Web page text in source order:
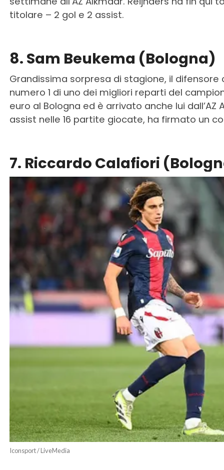
titolare – 2 gol e 2 assist.
8. Sam Beukema (Bologna)
Grandissima sorpresa di stagione, il
numero 1 di uno dei migliori reparti del
euro al Bologna ed è arrivato anche lui dall’AZ
assist nelle 16 partite giocate, ha firmato un
7. Riccardo Calafiori
Iconsport / LiveMedia